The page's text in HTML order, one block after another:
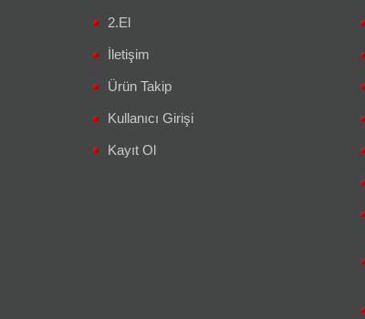
2.El
İletişim
Ürün Takip
Kullanıcı Girişi
Kayıt Ol